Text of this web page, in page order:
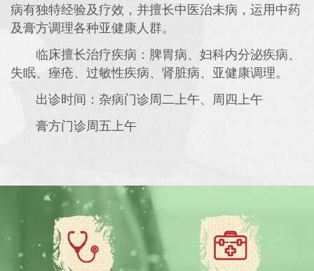
病有独特经验及疗效，并擅长中医治未病，运用中药
及膏方调理各种亚健康人群。
临床擅长治疗疾病：脾胃病、妇科内分泌疾病、
失眠、痤疮、过敏性疾病、肾脏病、亚健康调理。
出诊时间：杂病门诊周二上午、周四上午
膏方门诊周五上午